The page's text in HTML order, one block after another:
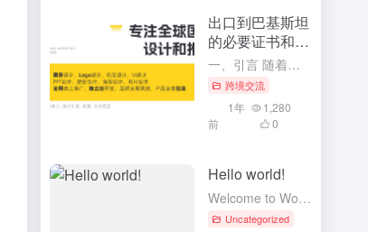
出口到巴基斯坦
的必要证书和流
程
一、引言 随着全球化贸易的深入发展，中国与巴基斯坦的贸易往来日益频繁。对于中国企业而言，了解并掌握出口到巴基斯坦的必要证书和流程，是确保产品顺利通关、进入巴基斯坦市场的重要前提。本文将详细介绍出口到巴...
跨境交流
1年
前
1,280
0
Hello world!
Welcome to WordPress. This is your first post. Edit or delete it, then start writing!
Uncategorized